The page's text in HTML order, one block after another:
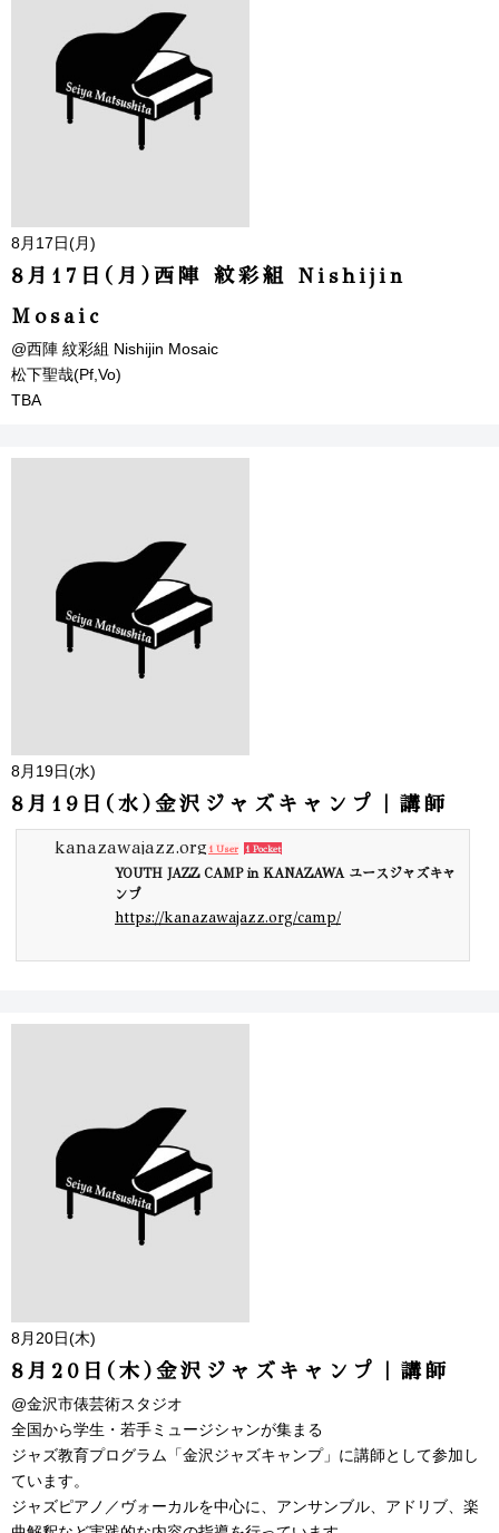
8月17日(月)
8月17日(月)西陣 紋彩組 Nishijin
Mosaic
@西陣 紋彩組 Nishijin Mosaic
松下聖哉(Pf,Vo)
TBA
8月19日(水)
8月19日(水)金沢ジャズキャンプ｜講師
kanazawajazz.org 1 User 1 Pocket
YOUTH JAZZ CAMP in KANAZAWA ユースジャズキャ
ンプ
https://kanazawajazz.org/camp/
8月20日(木)
8月20日(木)金沢ジャズキャンプ｜講師
@金沢市俵芸術スタジオ
全国から学生・若手ミュージシャンが集まる
ジャズ教育プログラム「金沢ジャズキャンプ」に講師として参加し
ています。
ジャズピアノ／ヴォーカルを中心に、アンサンブル、アドリブ、楽